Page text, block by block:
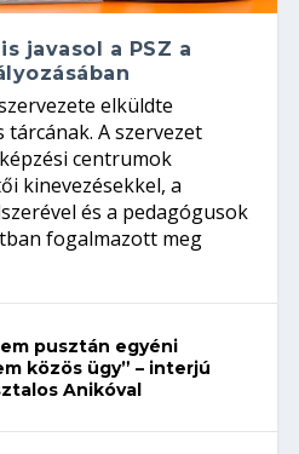
javasol a PSZ a
elküldte
A szervezet
centrumok
kinevezésekkel, a
és a pedagógusok
fogalmazott meg
pusztán egyéni
közös ügy” – interjú
Anikóval